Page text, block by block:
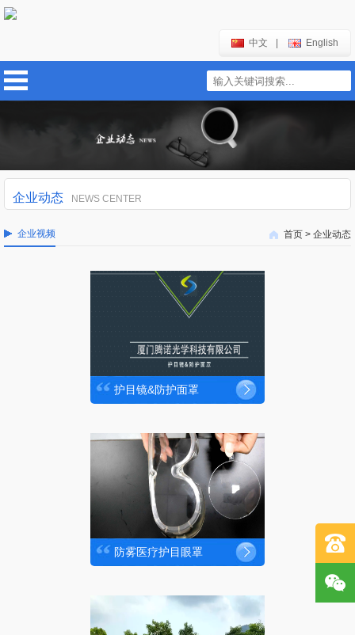
中文 English
企业动态 NEWS CENTER
首页 > 企业动态
企业视频
护目镜&防护面罩
防雾医疗护目眼罩